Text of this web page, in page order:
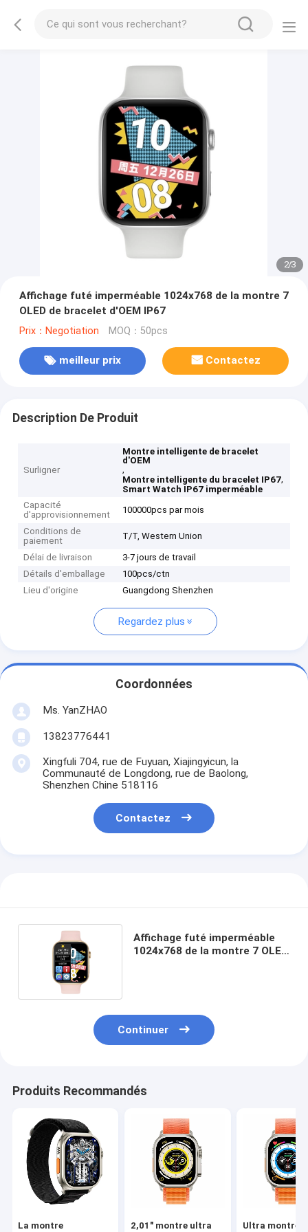
2/3
Affichage futé imperméable 1024x768 de la montre 7
OLED de bracelet d'OEM IP67
Prix：Negotiation MOQ：50pcs
meilleur prix Contactez
Description De Produit
Surligner
Montre intelligente de bracelet
d'OEM
,
Montre intelligente du bracelet IP67,
Smart Watch IP67 imperméable
Capacité
d'approvisionnement
100000pcs par mois
Conditions de
paiement
T/T, Western Union
Délai de livraison
3-7 jours de travail
Détails d'emballage
100pcs/ctn
Lieu d'origine
Guangdong Shenzhen
Regardez plus
Coordonnées
Ms. YanZHAO
13823776441
Xingfuli 704, rue de Fuyuan, Xiajingyicun, la
Communauté de Longdong, rue de Baolong,
Shenzhen Chine 518116
Contactez
Affichage futé imperméable
1024x768 de la montre 7 OLED
Continuer
Produits Recommandés
La montre
2,01" montre ultra
Ultra montre